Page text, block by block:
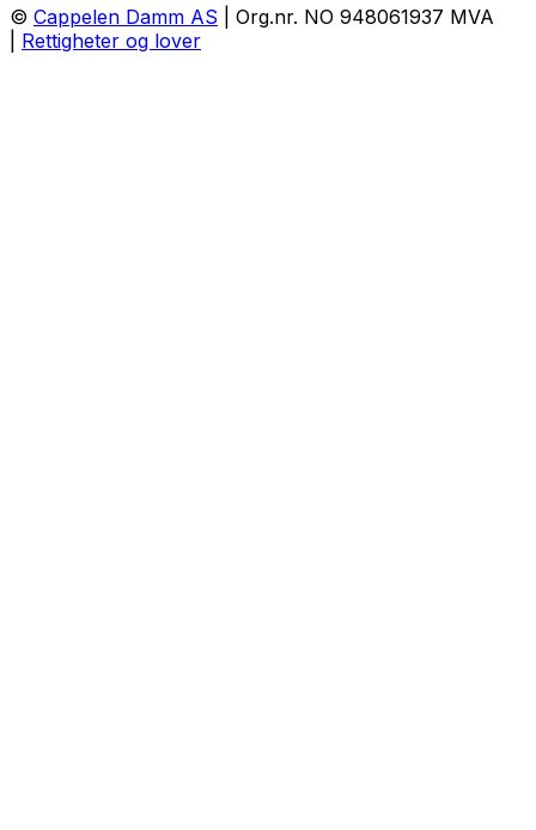
© Cappelen Damm AS | Org.nr. NO 948061937 MVA
Rettigheter og lover